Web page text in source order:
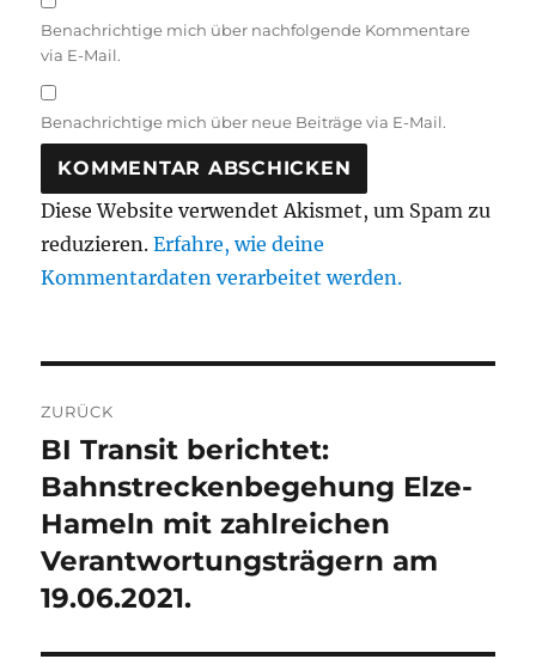
Benachrichtige mich über nachfolgende Kommentare
via E-Mail.
Benachrichtige mich über neue Beiträge via E-Mail.
Diese Website verwendet Akismet, um Spam zu
reduzieren.Erfahre, wie deine
Kommentardaten verarbeitet werden.
ZURÜCK
Vorheriger
Beitrag:
BI Transit berichtet:
Bahnstreckenbegehung Elze-
Hameln mit zahlreichen
Verantwortungsträgern am
19.06.2021.